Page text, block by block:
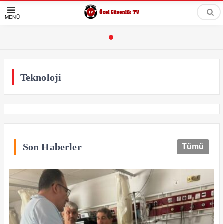
MENÜ
Teknoloji
Son Haberler Tümü